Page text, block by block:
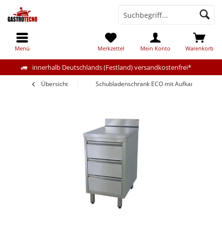
innerhalb Deutschlands (Festland) versandkostenfrei*
Warenkorb
Merkzettel Mein Konto
Menü
Übersicht Schubladenschrank ECO mit Aufkantung